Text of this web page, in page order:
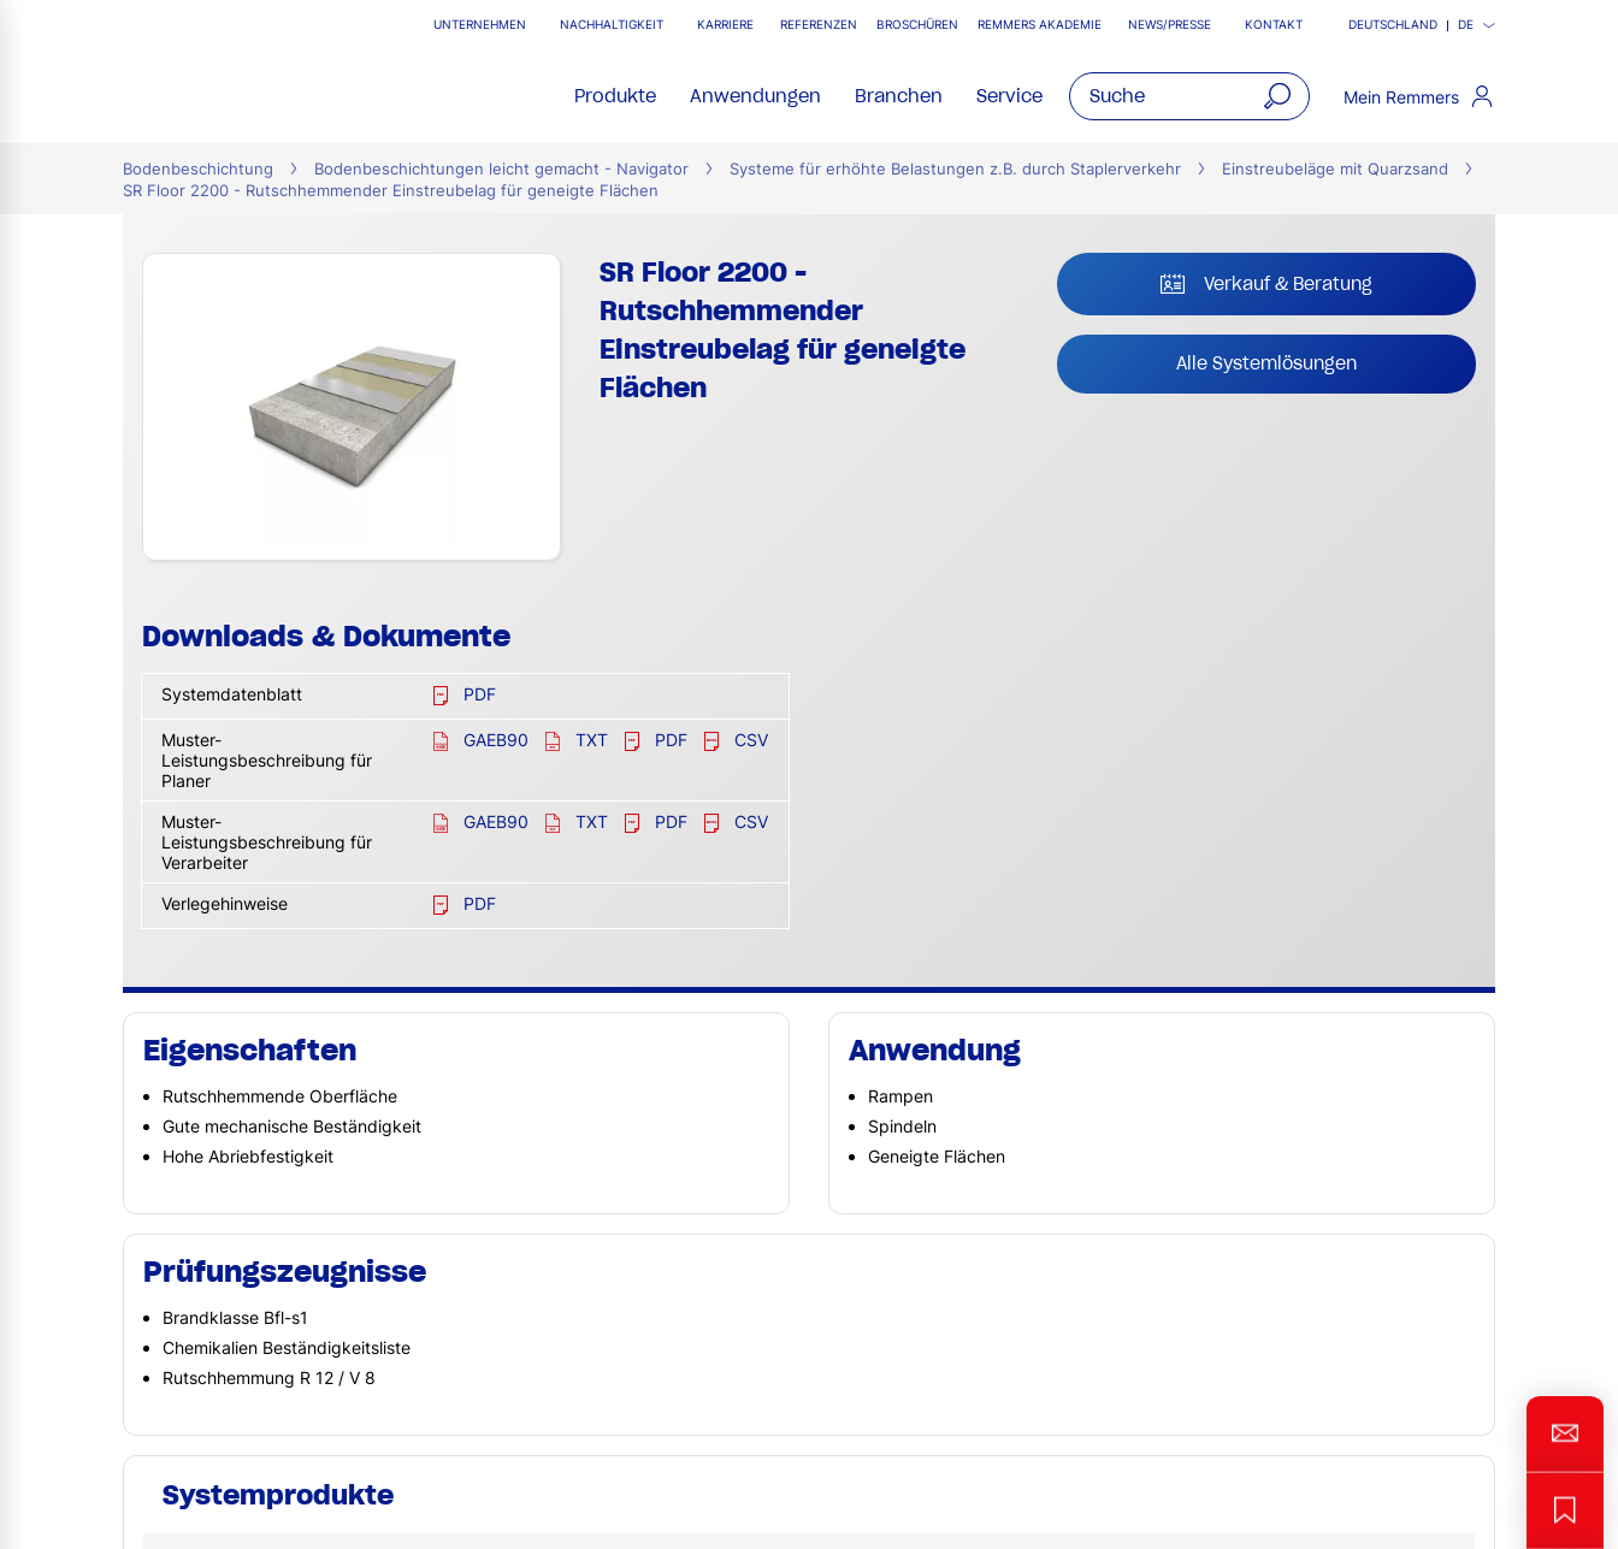
UNTERNEHMEN NACHHALTIGKEIT KARRIERE REFERENZEN BROSCHÜREN REMMERS AKADEMIE NEWS/PRESSE KONTAKT DEUTSCHLAND DE
Produkte Anwendungen Branchen Service Mein Remmers
Bodenbeschichtung Bodenbeschichtungen leicht gemacht - Navigator Systeme für erhöhte Belastungen z.B. durch Staplerverkehr
Einstreubeläge mit Quarzsand
SR Floor 2200 - Rutschhemmender Einstreubelag für geneigte Flächen
SR Floor 2200 -
Rutschhemmender
Einstreubelag für geneigte
Flächen
Downloads & Dokumente
Systemdatenblatt PDF
Muster-
Leistungsbeschreibung für
Planer
GAEB90 TXT PDF CSV
Muster-
Leistungsbeschreibung für
Verarbeiter
GAEB90 TXT PDF CSV
Verlegehinweise PDF
Verkauf & Beratung
Alle Systemlösungen
Eigenschaften
Rutschhemmende Oberfläche
Gute mechanische Beständigkeit
Hohe Abriebfestigkeit
Anwendung
Rampen
Spindeln
Geneigte Flächen
Prüfungszeugnisse
Brandklasse Bfl-s1
Chemikalien Beständigkeitsliste
Rutschhemmung R 12 / V 8
Systemprodukte